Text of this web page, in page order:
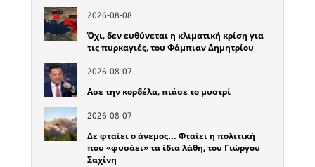
2026-08-08
Όχι, δεν ευθύνεται η κλιματική κρίση για
τις πυρκαγιές, του Φάμπιαν Δημητρίου
2026-08-07
Ασε την κορδέλα, πιάσε το μυστρί
2026-08-07
Δε φταίει ο άνεμος… Φταίει η πολιτική
που «φυσάει» τα ίδια λάθη, του Γιώργου
Σαχίνη